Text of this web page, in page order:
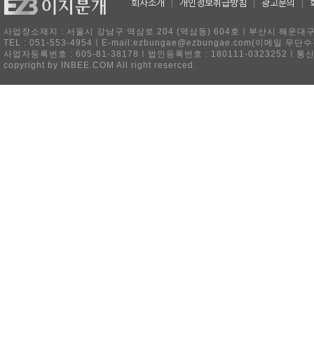
회사소개 개인정보취급방침 광고문의
사업장소재지 : 서울시 강남구 역삼로 204 (역삼동) 604호ㅣ부산시 해운
TEL : 051-553-4954ㅣE-mail:ezbungae@ezbungae.com(이메일 무단수
사업자등록번호 : 605-81-38178ㅣ법인등록번호 : 180111-0323252ㅣ통
copyright by INBEE.COM All right reserced.